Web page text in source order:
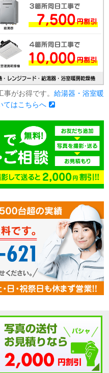
がお得です。 給湯器・浴室暖
てはこちらへ